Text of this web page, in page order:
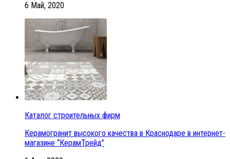
6 Май, 2020
Каталог строительных фирм
Керамогранит высокого качества в Краснодаре в интернет-
магазине “КерамТрейд”